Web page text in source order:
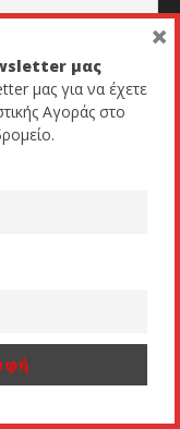
για να σας
Πατήστε
να βελτιώσουμε
τις ρυθμίσεις
Cookies».
μας
μας για να έχετε
Αγοράς στο
×